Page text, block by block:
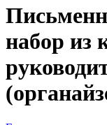
набор из